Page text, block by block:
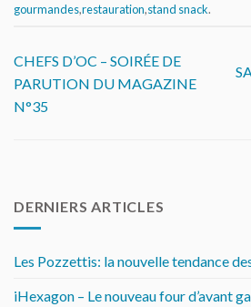
gourmandes,restauration,stand snack.
CHEFS D’OC – SOIRÉE DE
PARUTION DU MAGAZINE
N°35
DERNIERS ARTICLES
Les Pozzettis: la nouvelle tendance
iHexagon – Le nouveau four d’avant